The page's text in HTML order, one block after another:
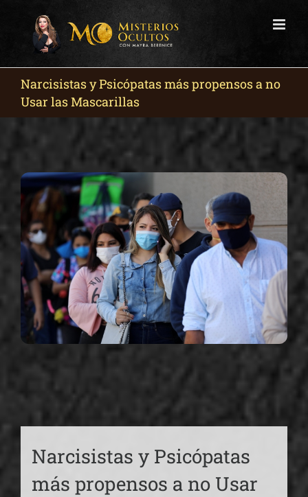
Narcisistas y Psicópatas más propensos a no
Usar las Mascarillas
Narcisistas y Psicópatas
más propensos a no Usar